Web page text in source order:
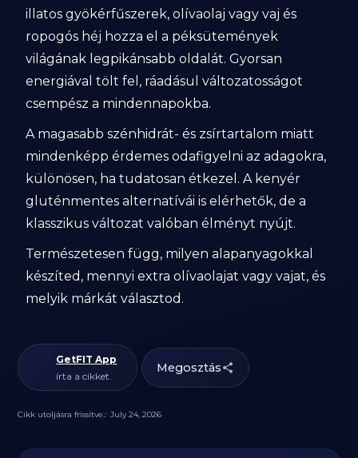
illatos gyökérfűszerek, olívaolaj vagy vaj és
ropogós héj hozza el a péksütemények
világának legpikánsabb oldalát. Gyorsan
energiával tölt fel, ráadásul változatosságot
csempész a mindennapokba.
A magasabb szénhidrát- és zsírtartalom miatt
mindenképp érdemes odafigyelni az adagokra,
különösen, ha tudatosan étkezel. A kenyér
gluténmentes alternatívái is elérhetők, de a
klasszikus változat valóban élményt nyújt.
Természetesen függ, milyen alapanyagokkal
készíted, mennyi extra olívaolajat vagy vajat, és
melyik márkát választod.
GetFIT App
írta a cikket.
Megosztás
Cikk utoljásra frissítve.: July 24, 2026